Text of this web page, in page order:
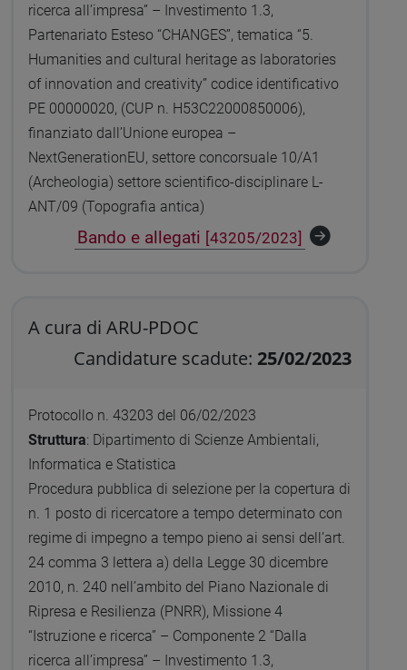
ricerca all’impresa” – Investimento 1.3,
Partenariato Esteso “CHANGES”, tematica “5.
Humanities and cultural heritage as laboratories
of innovation and creativity” codice identificativo
PE 00000020, (CUP n. H53C22000850006),
finanziato dall’Unione europea –
NextGenerationEU, settore concorsuale 10/A1
(Archeologia) settore scientifico-disciplinare L-
ANT/09 (Topografia antica)
Bando e allegati [43205/2023]
A cura di ARU-PDOC
Candidature scadute: 25/02/2023
Protocollo n. 43203 del 06/02/2023
Struttura: Dipartimento di Scienze Ambientali,
Informatica e Statistica
Procedura pubblica di selezione per la copertura di
n. 1 posto di ricercatore a tempo determinato con
regime di impegno a tempo pieno ai sensi dell’art.
24 comma 3 lettera a) della Legge 30 dicembre
2010, n. 240 nell’ambito del Piano Nazionale di
Ripresa e Resilienza (PNRR), Missione 4
“Istruzione e ricerca” – Componente 2 “Dalla
ricerca all’impresa” – Investimento 1.3,